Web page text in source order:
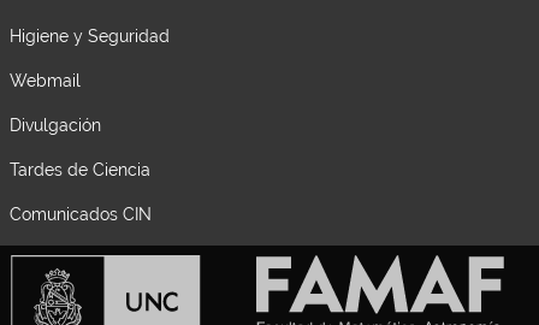
Higiene y Seguridad
Webmail
Divulgación
Tardes de Ciencia
Comunicados CIN